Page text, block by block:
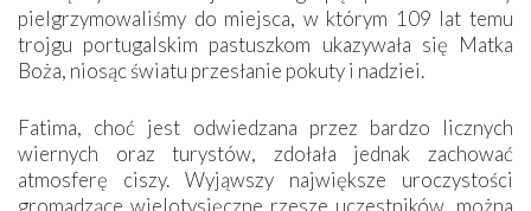
pielgrzymowaliśmy do miejsca, w którym 109 lat temu
trojgu portugalskim pastuszkom ukazywała się Matka
Boża, niosąc światu przesłanie pokuty i nadziei.
Fatima, choć jest odwiedzana przez bardzo licznych
wiernych oraz turystów, zdołała jednak zachować
atmosferę ciszy. Wyjąwszy największe uroczystości
gromadzące wielotysięczne rzesze uczestników, można